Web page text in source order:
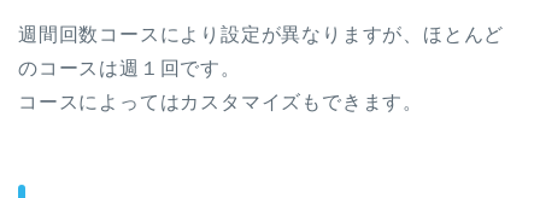
週間回数コースにより設定が異なりますが、ほとんど
のコースは週１回です。
コースによってはカスタマイズもできます。